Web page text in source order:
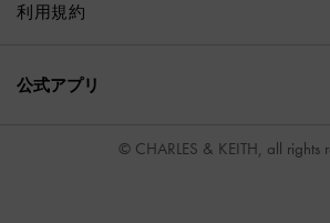
利用規約
公式アプリ
© CHARLES & KEITH, all rights